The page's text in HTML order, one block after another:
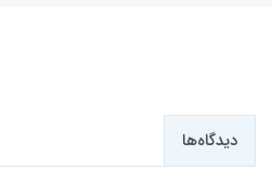
دیدگاه‌ها